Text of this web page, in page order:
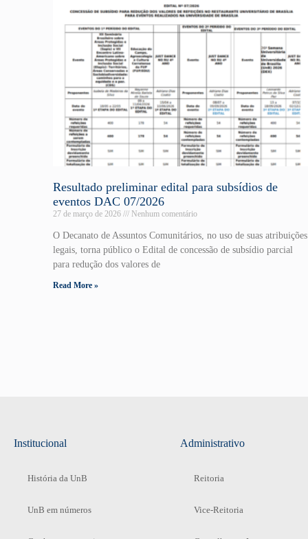
Resultado preliminar edital para subsídios de
eventos DAC 07/2026
27 de março de 2026 Nenhum comentário
O Decanato de Assuntos Comunitários, no uso de suas atribuições
legais, torna público o Edital de concessão de subsídio parcial
para redução dos valores de
Read More »
Institucional
História da UnB
UnB em números
Administrativo
Reitoria
Vice-Reitoria